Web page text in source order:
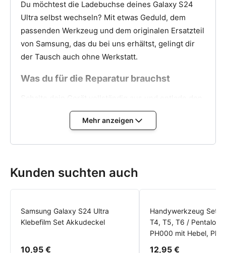
Du möchtest die Ladebuchse deines Galaxy S24
Ultra selbst wechseln? Mit etwas Geduld, dem
passenden Werkzeug und dem originalen Ersatzteil
von Samsung, das du bei uns erhältst, gelingt dir
der Tausch auch ohne Werkstatt.
Was du für die Reparatur brauchst
Akku so weit wie möglich. Für den Ausbau
benötigst du ein geeignetes Reparaturset mit
original Ladebuchse beim Samsung Galaxy S24
Ultrasicher auszutauschen.
Schritt-für-Schritt-Anleitung
Erwärme die Rückseite deines Galaxy S24 Ultra mit
Mehr anzeigen
Kunden suchten auch
Samsung Galaxy S24 Ultra
Klebefilm Set Akkudeckel
10,95 €
Handywerkzeug Set
T4, T5, T6 / Pentalobe
PH000 mit Hebel,
12,95 €